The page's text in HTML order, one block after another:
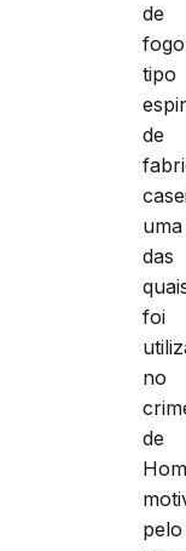
de
fogo
tipo
de
uma
das
foi
no
de
pelo